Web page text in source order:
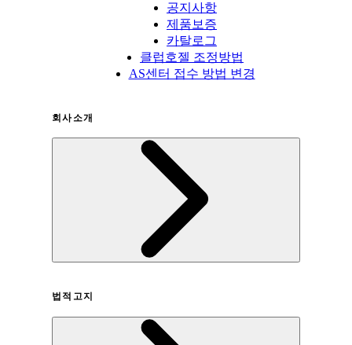
공지사항
제품보증
카탈로그
클럽호젤 조정방법
AS센터 접수 방법 변경
회사소개
법적고지